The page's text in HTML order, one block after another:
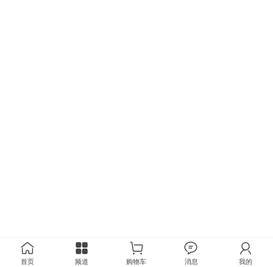
首页 频道 购物车 消息 我的